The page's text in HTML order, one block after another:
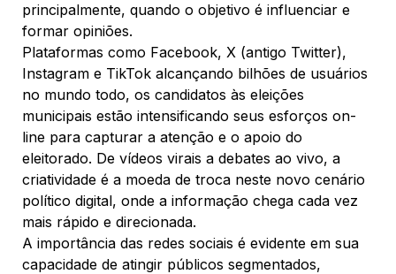
principalmente, quando o objetivo é influenciar e
formar opiniões.
Plataformas como Facebook, X (antigo Twitter),
Instagram e TikTok alcançando bilhões de usuários
no mundo todo, os candidatos às eleições
municipais estão intensificando seus esforços on-
line para capturar a atenção e o apoio do
eleitorado. De vídeos virais a debates ao vivo, a
criatividade é a moeda de troca neste novo cenário
político digital, onde a informação chega cada vez
mais rápido e direcionada.
A importância das redes sociais é evidente em sua
capacidade de atingir públicos segmentados,